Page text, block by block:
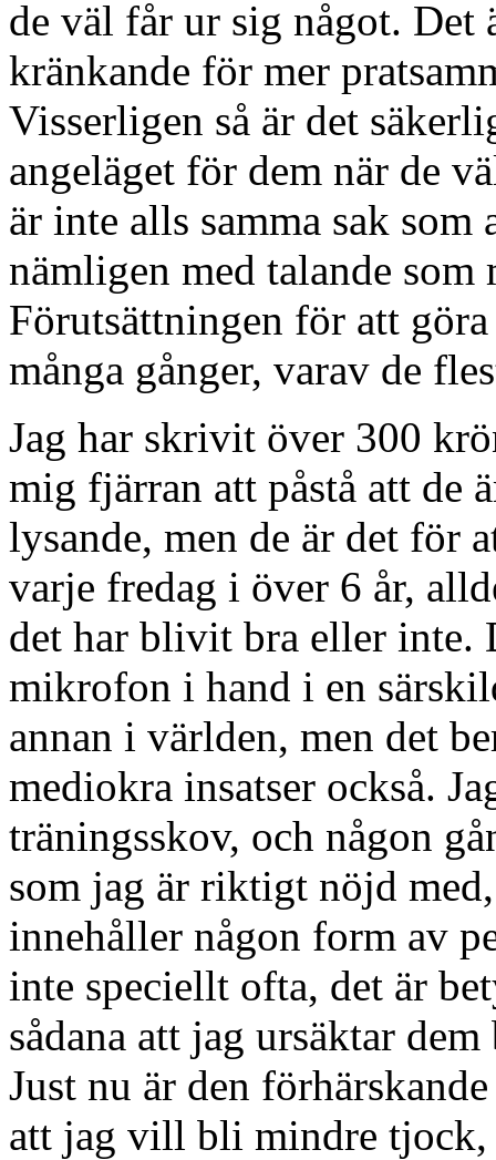
de väl får ur sig något. Det
kränkande för mer
Visserligen så är det
angeläget för dem när de
är inte alls samma sak
nämligen med talande
Förutsättningen för att
många gånger, varav de
Jag har skrivit över 300
mig fjärran att påstå att de
lysande, men de är det för
varje fredag i över 6 år,
det har blivit bra eller inte.
mikrofon i hand i en
annan i världen, men det
mediokra insatser också.
träningsskov, och någon
som jag är riktigt nöjd
innehåller någon form av
inte speciellt ofta, det är
sådana att jag ursäktar
Just nu är den
att jag vill bli mindre tjock,